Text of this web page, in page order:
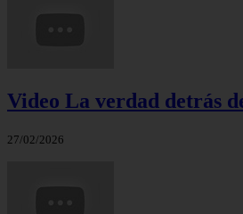
Video La verdad detrás
27/02/2026